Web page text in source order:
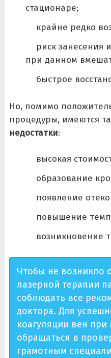
стационаре;
крайне редко
риск занесения
при данном
быстрое
Но, помимо
процедуры, имеются
недостатки:
высокая
образование
появление
повышение
возникновение
Чтобы не возникло
лазерной терапии
соблюдать все
доктора. Для
коагуляции вен при
обращаться в
грамотным